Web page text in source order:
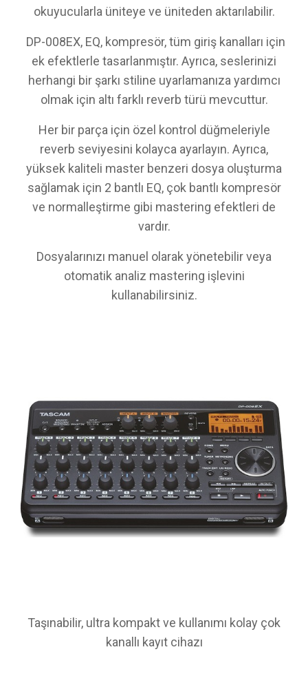
okuyucularla üniteye ve üniteden aktarılabilir.
DP-008EX, EQ, kompresör, tüm giriş kanalları için
ek efektlerle tasarlanmıştır. Ayrıca, seslerinizi
herhangi bir şarkı stiline uyarlamanıza yardımcı
olmak için altı farklı reverb türü mevcuttur.
Her bir parça için özel kontrol düğmeleriyle
reverb seviyesini kolayca ayarlayın. Ayrıca,
yüksek kaliteli master benzeri dosya oluşturma
sağlamak için 2 bantlı EQ, çok bantlı kompresör
ve normalleştirme gibi mastering efektleri de
vardır.
Dosyalarınızı manuel olarak yönetebilir veya
otomatik analiz mastering işlevini
kullanabilirsiniz.
Taşınabilir, ultra kompakt ve kullanımı kolay çok
kanallı kayıt cihazı